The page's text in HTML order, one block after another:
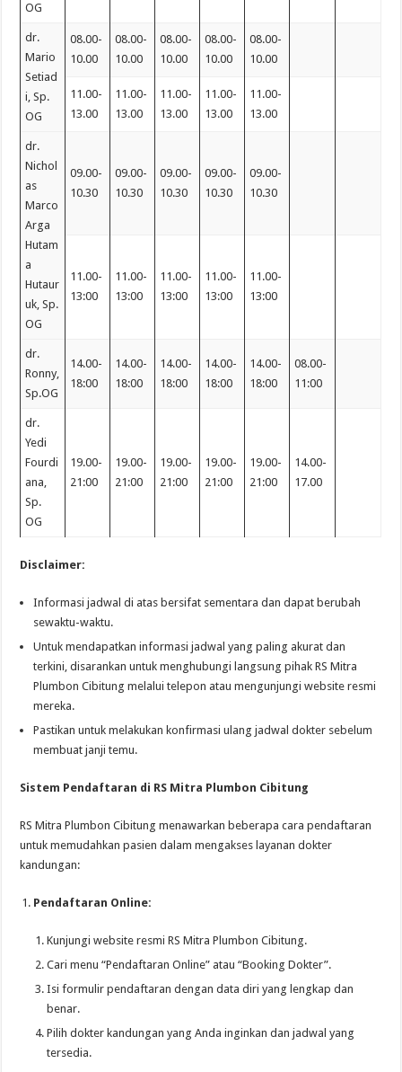
OG
dr.
Mario
Setiad
i, Sp.
OG
08.00-
10.00
08.00-
10.00
08.00-
10.00
08.00-
10.00
08.00-
10.00
11.00-
13.00
11.00-
13.00
11.00-
13.00
11.00-
13.00
11.00-
13.00
dr.
Nichol
as
Marco
Arga
Hutam
a
Hutaur
uk, Sp.
OG
09.00-
10.30
09.00-
10.30
09.00-
10.30
09.00-
10.30
09.00-
10.30
11.00-
13:00
11.00-
13:00
11.00-
13:00
11.00-
13:00
11.00-
13:00
dr.
Ronny,
Sp.OG
14.00-
18:00
14.00-
18:00
14.00-
18:00
14.00-
18:00
14.00-
18:00
08.00-
11:00
dr.
Yedi
Fourdi
ana,
Sp.
OG
19.00-
21:00
19.00-
21:00
19.00-
21:00
19.00-
21:00
19.00-
21:00
14.00-
17.00
Disclaimer:
Informasi jadwal di atas bersifat sementara dan dapat berubah
sewaktu-waktu.
Untuk mendapatkan informasi jadwal yang paling akurat dan
terkini, disarankan untuk menghubungi langsung pihak RS Mitra
Plumbon Cibitung melalui telepon atau mengunjungi website resmi
mereka.
Pastikan untuk melakukan konfirmasi ulang jadwal dokter sebelum
membuat janji temu.
Sistem Pendaftaran di RS Mitra Plumbon Cibitung
RS Mitra Plumbon Cibitung menawarkan beberapa cara pendaftaran
untuk memudahkan pasien dalam mengakses layanan dokter
kandungan:
Pendaftaran Online:
Kunjungi website resmi RS Mitra Plumbon Cibitung.
Cari menu “Pendaftaran Online” atau “Booking Dokter”.
Isi formulir pendaftaran dengan data diri yang lengkap dan
benar.
Pilih dokter kandungan yang Anda inginkan dan jadwal yang
tersedia.